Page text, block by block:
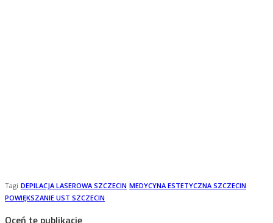
Tagi DEPILACJA LASEROWA SZCZECIN MEDYCYNA ESTETYCZNA SZCZECIN
POWIĘKSZANIE UST SZCZECIN